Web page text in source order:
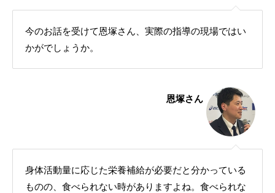
今のお話を受けて恩塚さん、実際の指導の現場ではい
かがでしょうか。
恩塚さん
身体活動量に応じた栄養補給が必要だと分かっている
ものの、食べられない時がありますよね。食べられな